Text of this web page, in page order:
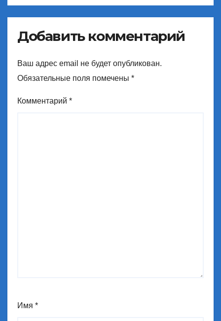
Добавить комментарий
Ваш адрес email не будет опубликован.
Обязательные поля помечены *
Комментарий *
Имя *